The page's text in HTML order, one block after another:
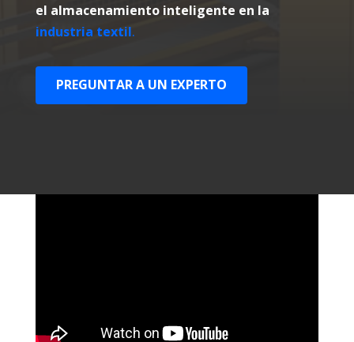
el almacenamiento inteligente en la
industria textil.
PREGUNTAR A UN EXPERTO